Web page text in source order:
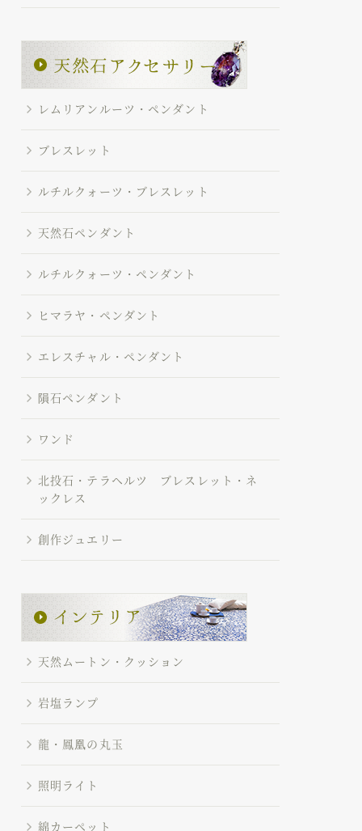
レムリアンルーツ・ペンダント
ブレスレット
ルチルクォーツ・ブレスレット
天然石ペンダント
ルチルクォーツ・ペンダント
ヒマラヤ・ペンダント
エレスチャル・ペンダント
隕石ペンダント
ワンド
北投石・テラヘルツ ブレスレット・ネ
ックレス
創作ジュエリー
天然ムートン・クッション
岩塩ランプ
龍・鳳凰の丸玉
照明ライト
綿カーペット